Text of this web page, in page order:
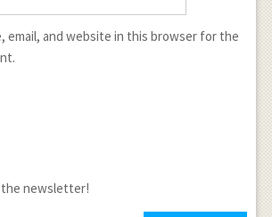
email, and website in this browser for the
the newsletter!